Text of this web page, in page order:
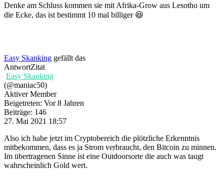
Denke am Schluss kommen sie mit Afrika-Grow aus Lesotho um
die Ecke, das ist bestimmt 10 mal billiger 😆
Easy Skanking gefällt das
AntwortZitat
Easy Skanking
(@maniac50)
Aktiver Member
Beigetreten: Vor 8 Jahren
Beiträge: 146
27. Mai 2021 18:57
Also ich habe jetzt im Cryptobereich die plötzliche Erkenntnis
mitbekommen, dass es ja Strom verbraucht, den Bitcoin zu minnen.
Im übertragenen Sinne ist eine Outdoorsorte die auch was taugt
wahrscheinlich Gold wert.